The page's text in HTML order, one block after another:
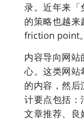
录。近年来「
的策略也越
friction point。
内容导向网
心。这类网站
的内容，然
计要点包括：
文章推荐、良